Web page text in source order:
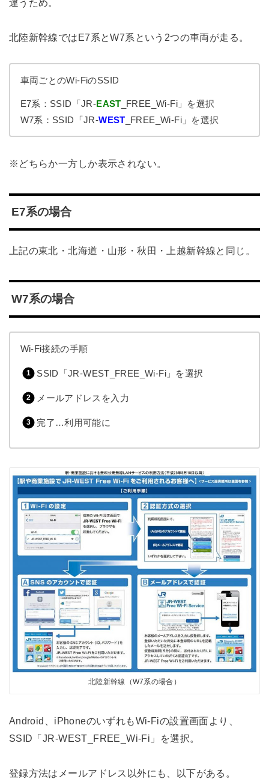
違うため。
北陸新幹線ではE7系とW7系という2つの車両が走る。
車両ごとのWi-FiのSSID
E7系：SSID「JR-EAST _FREE_Wi-Fi」を選択
W7系：SSID「JR-WEST _FREE_Wi-Fi」を選択
※どちらか一方しか表示されない。
E7系の場合
上記の東北・北海道・山形・秋田・上越新幹線と同じ。
W7系の場合
Wi-Fi接続の手順
SSID「JR-WEST_FREE_Wi-Fi」を選択
メールアドレスを入力
完了…利用可能に
北陸新幹線（W7系の場合）
Android、iPhoneのいずれもWi-Fiの設置画面より、
SSID「JR-WEST_FREE_Wi-Fi」を選択。
登録方法はメールアドレス以外にも、以下がある。